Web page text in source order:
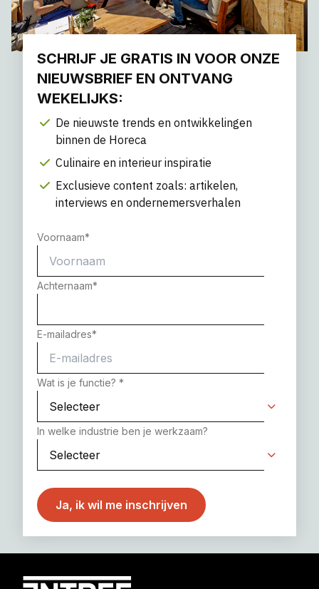
SCHRIJF JE GRATIS IN VOOR ONZE
NIEUWSBRIEF EN ONTVANG
WEKELIJKS:
De nieuwste trends en ontwikkelingen
binnen de Horeca
Culinaire en interieur inspiratie
Exclusieve content zoals: artikelen,
interviews en ondernemersverhalen
Voornaam*
Achternaam*
E-mailadres*
Wat is je functie? *
In welke industrie ben je werkzaam?